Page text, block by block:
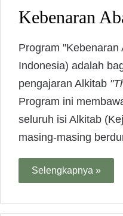
Kebenaran
Program
Indonesia) adalah
pengajaran Alkitab
Program ini
seluruh isi Alkitab
masing-masing
Selengkapnya »